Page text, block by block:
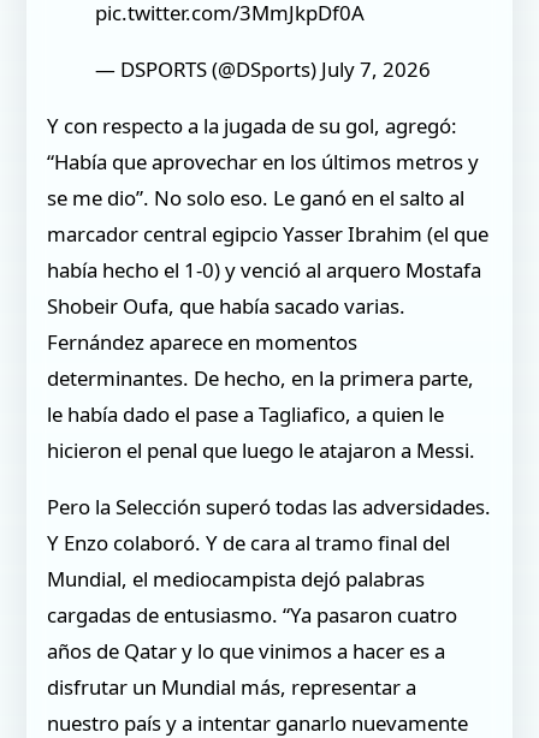
pic.twitter.com/3MmJkpDf0A
— DSPORTS (@DSports) July 7, 2026
Y con respecto a la jugada de su gol, agregó:
“Había que aprovechar en los últimos metros y
se me dio”. No solo eso. Le ganó en el salto al
marcador central egipcio Yasser Ibrahim (el que
había hecho el 1-0) y venció al arquero Mostafa
Shobeir Oufa, que había sacado varias.
Fernández aparece en momentos
determinantes. De hecho, en la primera parte,
le había dado el pase a Tagliafico, a quien le
hicieron el penal que luego le atajaron a Messi.
Pero la Selección superó todas las adversidades.
Y Enzo colaboró. Y de cara al tramo final del
Mundial, el mediocampista dejó palabras
cargadas de entusiasmo. “Ya pasaron cuatro
años de Qatar y lo que vinimos a hacer es a
disfrutar un Mundial más, representar a
nuestro país y a intentar ganarlo nuevamente